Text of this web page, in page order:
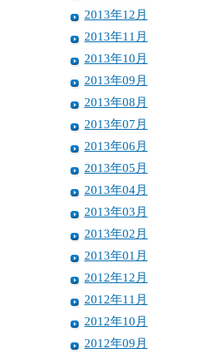
2013年12月
2013年11月
2013年10月
2013年09月
2013年08月
2013年07月
2013年06月
2013年05月
2013年04月
2013年03月
2013年02月
2013年01月
2012年12月
2012年11月
2012年10月
2012年09月